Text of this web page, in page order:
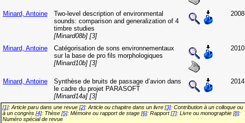
Minard, Antoine
Two-level description of environmental
sounds: comparison and generalization of 4
timbre studies
[Minard08b] [3]
2008
Minard, Antoine
Catégorisation de sons environnementaux
sur la base de pro fils morphologiques
[Minard10b] [3]
2010
Minard, Antoine
Synthèse de bruits de passage d’avion dans
le cadre du projet PARASOFT
[Minard14a] [3]
2014
[1]: Article paru dans une revue [2]: Article ou chapitre dans un livre [3]: Contribution à un colloque ou
à un congrès [4]: Thèse [5]: Mémoire ou rapport de stage [6]: Rapport[7]: Livre ou monographie [8]:
Numéro spécial de revue